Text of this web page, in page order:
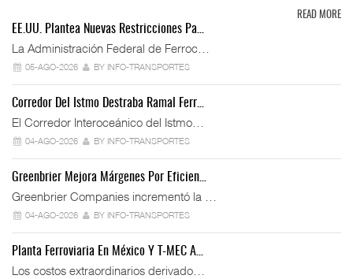
READ MORE
EE.UU. Plantea Nuevas Restricciones Pa…
La Administración Federal de Ferroc…
05-AGO-2026 BY INFO-TRANSPORTES
Corredor Del Istmo Destraba Ramal Ferr…
El Corredor Interoceánico del Istmo…
04-AGO-2026 BY INFO-TRANSPORTES
Greenbrier Mejora Márgenes Por Eficien…
Greenbrier Companies incrementó la …
04-AGO-2026 BY INFO-TRANSPORTES
Planta Ferroviaria En México Y T-MEC A…
Los costos extraordinarios derivado…